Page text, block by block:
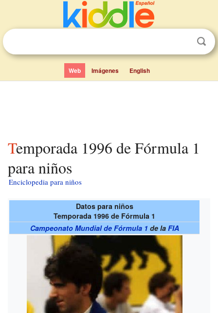
Web Imágenes English
Temporada 1996 de Fórmula 1
para niños
Enciclopedia para niños
Datos para niños
Temporada 1996 de Fórmula 1
Campeonato Mundial de Fórmula 1 de la FIA